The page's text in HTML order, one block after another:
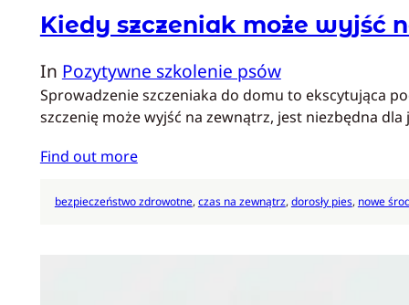
Kiedy szczeniak może wyjść
In Pozytywne szkolenie psów
Sprowadzenie szczeniaka do domu to ekscytująca
szczenię może wyjść na zewnątrz, jest niezbędna
Find out more
bezpieczeństwo zdrowotne, czas na zewnątrz, dorosły pies, nowe